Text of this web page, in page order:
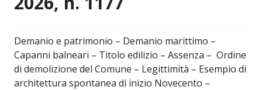
Demanio e patrimonio – Demanio marittimo –
Capanni balneari – Titolo edilizio – Assenza – Ordine
di demolizione del Comune – Legittimità – Esempio di
architettura spontanea di inizio Novecento –